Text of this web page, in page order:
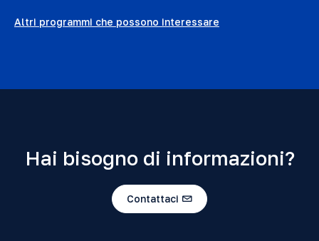
Altri programmi che possono interessare
Hai bisogno di informazioni?
Contattaci